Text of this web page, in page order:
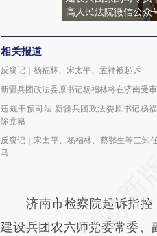
高人民法院微信公众
相关报道
反腐记｜杨福林、宋太平、孟祥被起诉
新疆兵团政法委原书记杨福林将在济南受审
违规干预司法 新疆兵团政法委原书记杨
除党籍
反腐记｜宋太平、杨福林、蔡鄂生等三卸
马
济南市检察院起诉指控
建设兵团农六师党委常委